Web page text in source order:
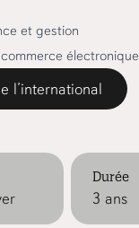
et gestion
électronique
l’international
Durée
3 ans